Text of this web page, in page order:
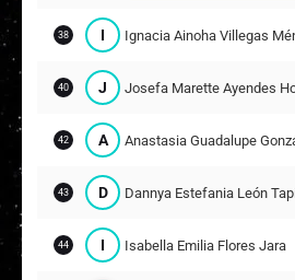
38 I Ignacia Ainoha Villegas
40 J Josefa Marette Ayendes
42 A Anastasia Guadalupe
43 D Dannya Estefania León
44 I Isabella Emilia Flores Jara